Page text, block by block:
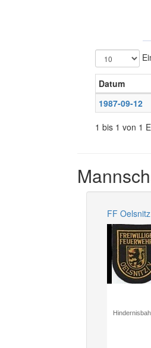
Datum
1987-09-12
1 bis 1 von 1
FF Oelsnitz